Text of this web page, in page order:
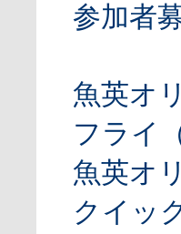
参加者
魚英オ
フライ
魚英オ
クイッ